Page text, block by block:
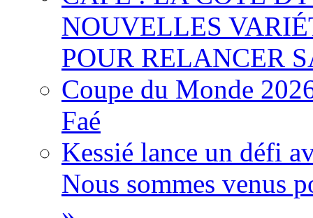
NOUVELLES
POUR RELANCER
Coupe du Monde
Faé
Kessié lance un défi
Nous sommes venus